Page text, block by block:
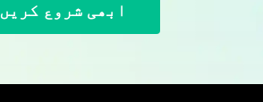
ابھی شروع کریں